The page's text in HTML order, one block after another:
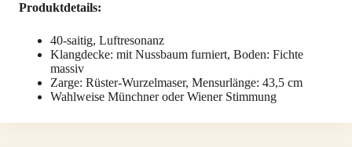
Produktdetails:
40-saitig, Luftresonanz
Klangdecke: mit Nussbaum furniert, Boden: Fichte
massiv
Zarge: Rüster-Wurzelmaser, Mensurlänge: 43,5 cm
Wahlweise Münchner oder Wiener Stimmung